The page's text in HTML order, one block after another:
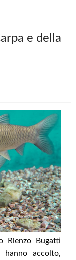
e della
Rienzo Bugatti
hanno accolto,